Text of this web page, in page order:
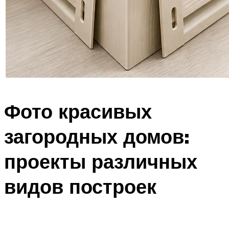
Фото красивых
загородных домов:
проекты различных
видов построек